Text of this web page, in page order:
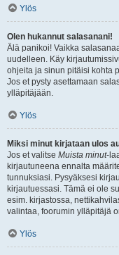
Ylös
Olen hukannut salasanani!
Älä panikoi! Vaikka
uudelleen. Käy
ohjeita ja sinun pitäisi kohta
Jos et pysty asettamaan
ylläpitäjään.
Ylös
Miksi minut kirjataan ulos
Jos et valitse Muista minut-
kirjautuneena ennalta
tunnuksiasi. Pysyäksesi
kirjautuessasi. Tämä ei ole
esim. kirjastossa,
valintaa, foorumin ylläpitäjä
Ylös